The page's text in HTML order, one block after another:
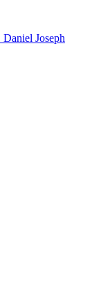
Joseph